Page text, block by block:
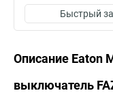
Быстрый
Описание Eaton
выключатель